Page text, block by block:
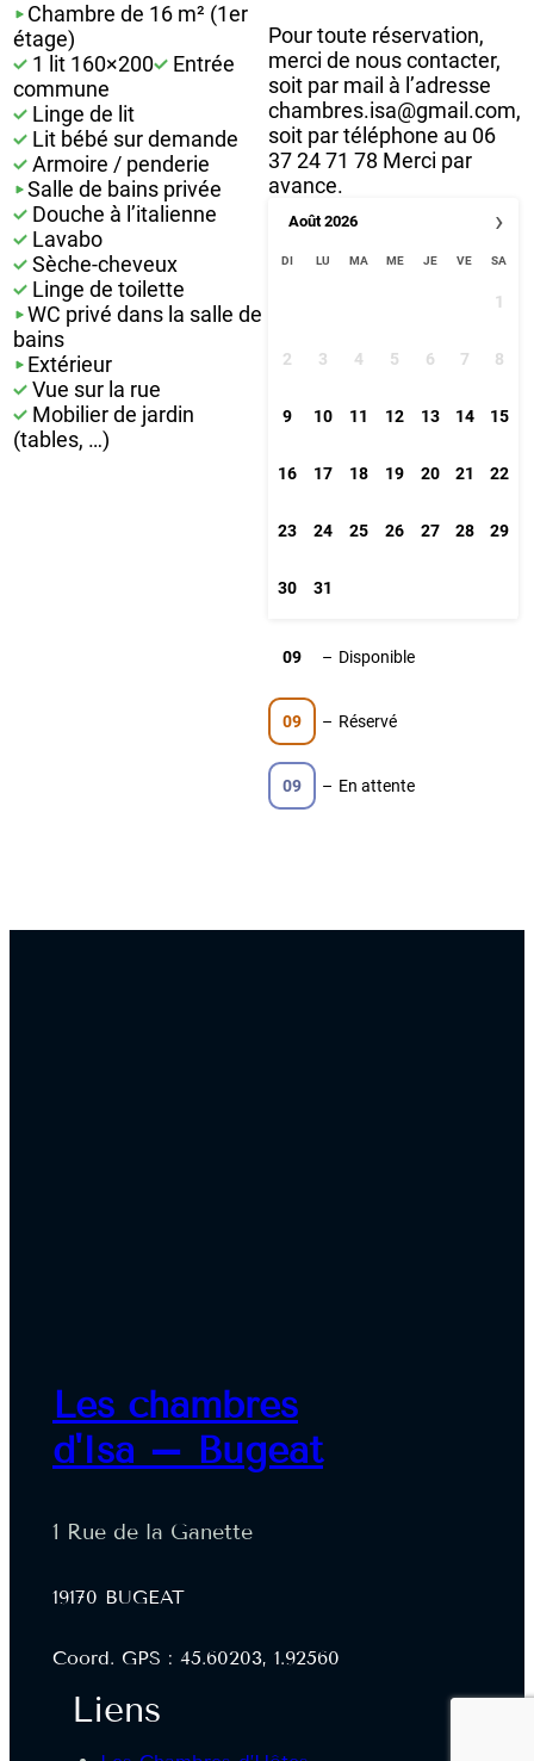
Chambre de 16 m² (1er
étage)
1 lit 160×200
Entrée
commune
Linge de lit
Lit bébé sur demande
Armoire / penderie
Salle de bains privée
Douche à l’italienne
Lavabo
Sèche-cheveux
Linge de toilette
WC privé dans la salle de
bains
Extérieur
Vue sur la rue
Mobilier de jardin
(tables, …)
Pour toute réservation,
merci de nous contacter,
soit par mail à l’adresse
chambres.isa@gmail.com,
soit par téléphone au 06
37 24 71 78 Merci par
avance.
›
Août 2026
DI LU MA ME JE VE SA
1
2 3 4 5 6 7 8
9 10 11 12 13 14 15
16 17 18 19 20 21 22
23 24 25 26 27 28 29
30 31
09 – Disponible
09 – Réservé
09 – En attente
Les chambres
d'Isa – Bugeat
1 Rue de la Ganette
19170 BUGEAT
Coord. GPS : 45.60203, 1.92560
Liens